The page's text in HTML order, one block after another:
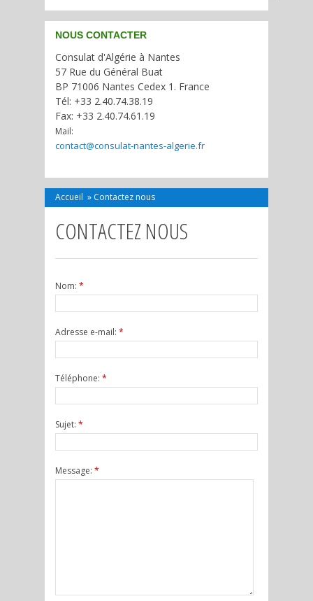
NOUS CONTACTER
Consulat d'Algérie à Nantes
57 Rue du Général Buat
BP 71006 Nantes Cedex 1. France
Tél: +33 2.40.74.38.19
Fax: +33 2.40.74.61.19
Mail:
contact@consulat-nantes-algerie.fr
Accueil » Contactez nous
CONTACTEZ NOUS
Nom: *
Adresse e-mail: *
Téléphone: *
Sujet: *
Message: *